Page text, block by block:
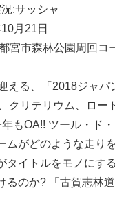
:サッシャ
月21日
宮市森林公園周回コ
える、「2018ジャパ
クリテリウム、ロー
もOA!! ツール・ド
ムがどのような走り
タイトルをモノにす
るのか? 「古賀志林